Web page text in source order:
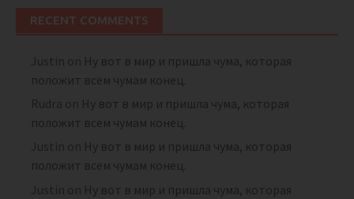
RECENT COMMENTS
Justin on Ну вот в мир и пришла чума, которая
положит всем чумам конец.
Rudra on Ну вот в мир и пришла чума, которая
положит всем чумам конец.
Justin on Ну вот в мир и пришла чума, которая
положит всем чумам конец.
Justin on Ну вот в мир и пришла чума, которая